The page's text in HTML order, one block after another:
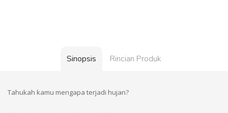
Sinopsis Rincian Produk
Tahukah kamu mengapa terjadi hujan?